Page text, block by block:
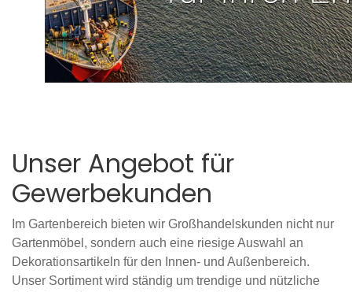
Unser Angebot für
Gewerbekunden
Im Gartenbereich bieten wir Großhandelskunden nicht nur
Gartenmöbel, sondern auch eine riesige Auswahl an
Dekorationsartikeln für den Innen- und Außenbereich.
Unser Sortiment wird ständig um trendige und nützliche